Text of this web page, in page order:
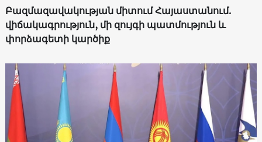
Բազմազավակության միտում Հայաստանում.
վիճակագրություն, մի զույգի պատմություն և
փորձագետի կարծիք